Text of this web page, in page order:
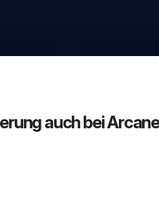
auch bei